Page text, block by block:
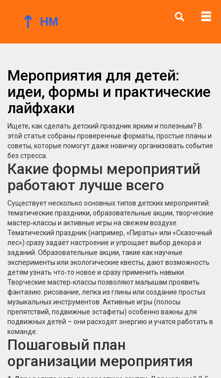
Мероприятия для детей:
идеи, формы и практические
лайфхаки
Ищете, как сделать детский праздник ярким и полезным? В
этой статье собраны проверенные форматы, простые планы и
советы, которые помогут даже новичку организовать событие
без стресса.
Какие формы мероприятий
работают лучше всего
Существует несколько основных типов детских мероприятий:
тематические праздники, образовательные акции, творческие
мастер‑классы и активные игры на свежем воздухе.
Тематический праздник (например, «Пираты» или «Сказочный
лес») сразу задаёт настроение и упрощает выбор декора и
заданий. Образовательные акции, такие как научные
эксперименты или экологические квесты, дают возможность
детям узнать что‑то новое и сразу применить навыки.
Творческие мастер‑классы позволяют малышам проявить
фантазию: рисование, лепка из глины или создание простых
музыкальных инструментов. Активные игры (полосы
препятствий, подвижные эстафеты) особенно важны для
подвижных детей – они расходят энергию и учатся работать в
команде.
Пошаговый план
организации мероприятия